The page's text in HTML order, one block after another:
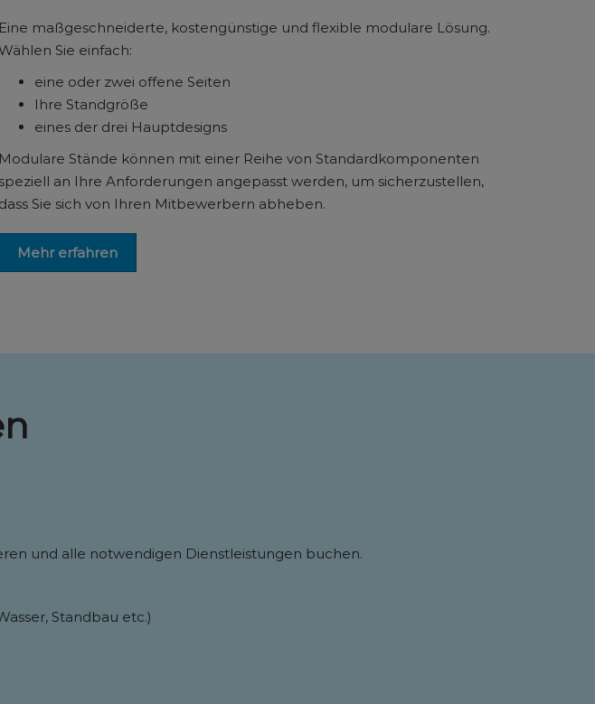
Eine maßgeschneiderte, kostengünstige und flexible modulare Lösung.
Sie einfach:
eine oder zwei offene Seiten
Ihre Standgröße
eines der drei Hauptdesigns
Modulare Stände können mit einer Reihe von Standardkomponenten
speziell an Ihre Anforderungen angepasst werden, um sicherzustellen,
dass Sie sich von Ihren Mitbewerbern abheben.
Mehr erfahren
und alle notwendigen Dienstleistungen buchen.
Standbau etc.)